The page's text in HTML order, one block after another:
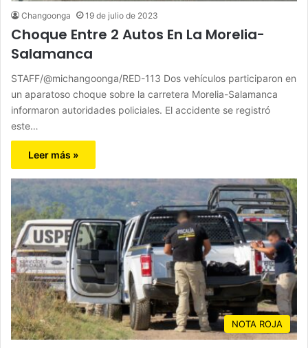
Changoonga 19 de julio de 2023
Choque Entre 2 Autos En La Morelia-
Salamanca
STAFF/@michangoonga/RED-113 Dos vehículos participaron en
un aparatoso choque sobre la carretera Morelia-Salamanca
informaron autoridades policiales. El accidente se registró
este…
Leer más »
NOTA ROJA